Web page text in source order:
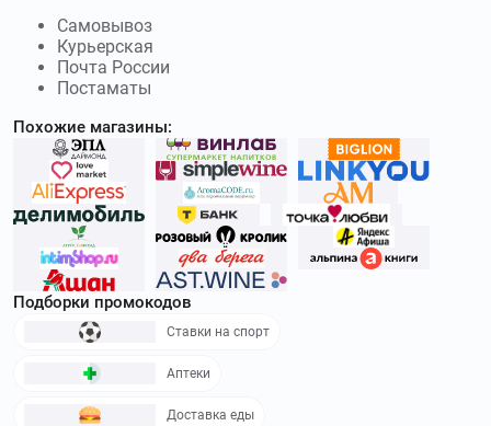
Самовывоз
Курьерская
Почта России
Постаматы
Похожие магазины:
Подборки промокодов
Ставки на спорт
Аптеки
Доставка еды